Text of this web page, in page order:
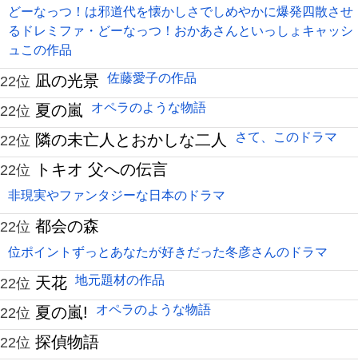
どーなっつ！は邪道代を懐かしさでしめやかに爆発四散させ
るドレミファ・どーなっつ！おかあさんといっしょキャッシ
ュこの作品
22位 凪の光景 佐藤愛子の作品
22位 夏の嵐 オペラのような物語
22位 隣の未亡人とおかしな二人 さて、このドラマ
22位 トキオ 父への伝言
非現実やファンタジーな日本のドラマ
22位 都会の森
位ポイントずっとあなたが好きだった冬彦さんのドラマ
22位 天花 地元題材の作品
22位 夏の嵐! オペラのような物語
22位 探偵物語